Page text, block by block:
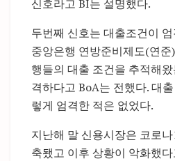
신호라고 BI는 설명했다.
두번째 신호는 대출조건이
중앙은행 연방준비제도(연
행들의 대출 조건을 추적해
격하다고 BoA는 전했다. 대
렇게 엄격한 적은 없었다.
지난해 말 신용시장은 코로
축됐고 이후 상황이 악화했